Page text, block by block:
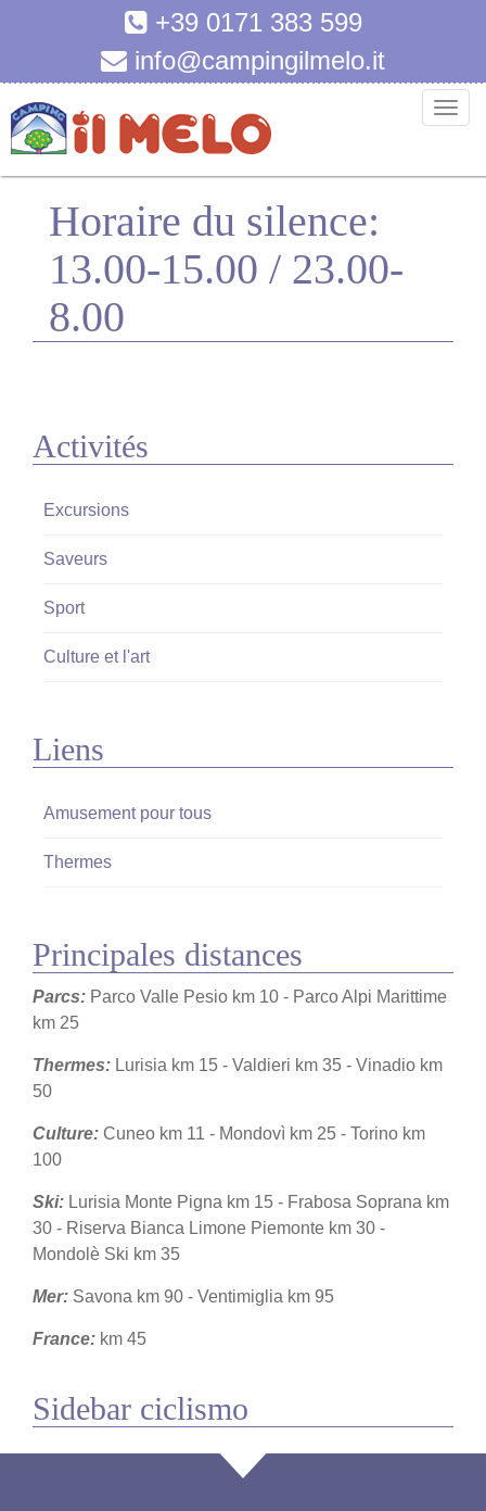
T
i
+39 0171 383 599
info@campingilmelo.it
Horaire du silence:
13.00-15.00 / 23.00-
8.00
Activités
Excursions
Saveurs
Sport
Culture et l'art
Liens
Amusement pour tous
Thermes
Principales distances
Parcs: Parco Valle Pesio km 10 - Parco Alpi Marittime
km 25
Thermes: Lurisia km 15 - Valdieri km 35 - Vinadio km
50
Culture: Cuneo km 11 - Mondovì km 25 - Torino km
100
Ski: Lurisia Monte Pigna km 15 - Frabosa Soprana km
30 - Riserva Bianca Limone Piemonte km 30 -
Mondolè Ski km 35
Mer: Savona km 90 - Ventimiglia km 95
France: km 45
Sidebar ciclismo